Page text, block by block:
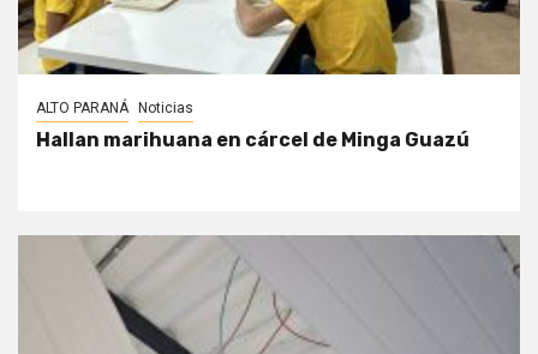
ALTO PARANÁ Noticias
Hallan marihuana en cárcel de Minga Guazú